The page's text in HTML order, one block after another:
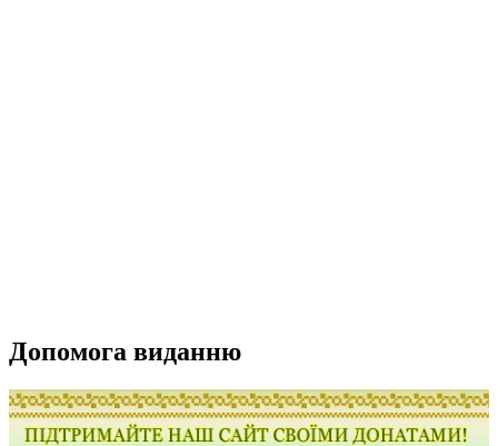
Допомога виданню